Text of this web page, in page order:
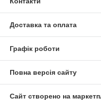
Доставка та оплата
Графік роботи
Повна версія сайту
Сайт створено на